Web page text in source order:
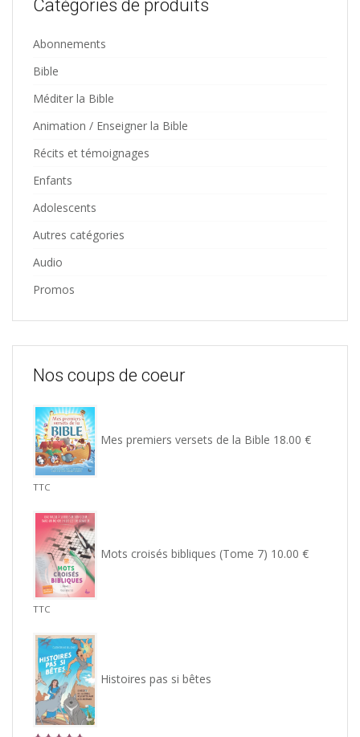
Catégories de produits
Abonnements
Bible
Méditer la Bible
Animation / Enseigner la Bible
Récits et témoignages
Enfants
Adolescents
Autres catégories
Audio
Promos
Nos coups de coeur
Mes premiers versets de la Bible 18.00 €
TTC
Mots croisés bibliques (Tome 7) 10.00 €
TTC
Histoires pas si bêtes